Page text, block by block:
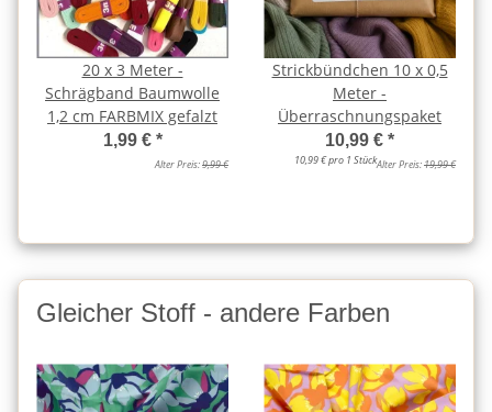
20 x 3 Meter -
Schrägband Baumwolle
1,2 cm FARBMIX gefalzt
1,99 € *
Alter Preis:9,99 €
Strickbündchen 10 x 0,5
Meter -
Überraschnungspaket
10,99 € *
10,99 € pro 1 StückAlter Preis:19,99 €
Gleicher Stoff - andere Farben